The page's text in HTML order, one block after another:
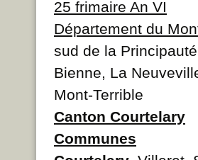
25 frimaire An VI
Département du
sud de la
Bienne, La
Mont-Terrible
Canton Courtelary
Communes